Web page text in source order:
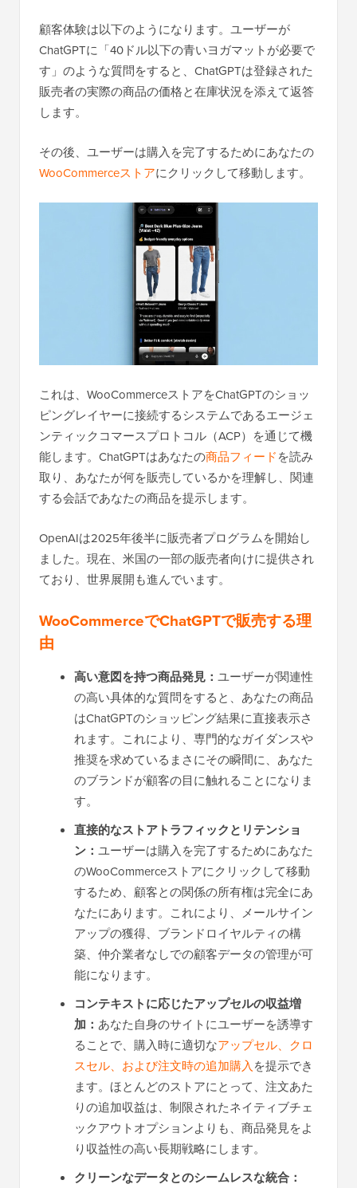
顧客体験は以下のようになります。ユーザーが
ChatGPTに「40ドル以下の青いヨガマットが必要で
す」のような質問をすると、ChatGPTは登録された
販売者の実際の商品の価格と在庫状況を添えて返答
します。
その後、ユーザーは購入を完了するためにあなたの
WooCommerceストアにクリックして移動します。
これは、WooCommerceストアをChatGPTのショッ
ピングレイヤーに接続するシステムであるエージェ
ンティックコマースプロトコル（ACP）を通じて機
能します。ChatGPTはあなたの商品フィードを読み
取り、あなたが何を販売しているかを理解し、関連
する会話であなたの商品を提示します。
OpenAIは2025年後半に販売者プログラムを開始し
ました。現在、米国の一部の販売者向けに提供され
ており、世界展開も進んでいます。
WooCommerceでChatGPTで販売する理
由
高い意図を持つ商品発見： ユーザーが関連性
の高い具体的な質問をすると、あなたの商品
はChatGPTのショッピング結果に直接表示さ
れます。これにより、専門的なガイダンスや
推奨を求めているまさにその瞬間に、あなた
のブランドが顧客の目に触れることになりま
す。
直接的なストアトラフィックとリテンショ
ン： ユーザーは購入を完了するためにあなた
のWooCommerceストアにクリックして移動
するため、顧客との関係の所有権は完全にあ
なたにあります。これにより、メールサイン
アップの獲得、ブランドロイヤルティの構
築、仲介業者なしでの顧客データの管理が可
能になります。
コンテキストに応じたアップセルの収益増
加： あなた自身のサイトにユーザーを誘導す
ることで、購入時に適切なアップセル、クロ
スセル、および注文時の追加購入を提示でき
ます。ほとんどのストアにとって、注文あた
りの追加収益は、制限されたネイティブチェ
ックアウトオプションよりも、商品発見をよ
り収益性の高い長期戦略にします。
クリーンなデータとのシームレスな統合：